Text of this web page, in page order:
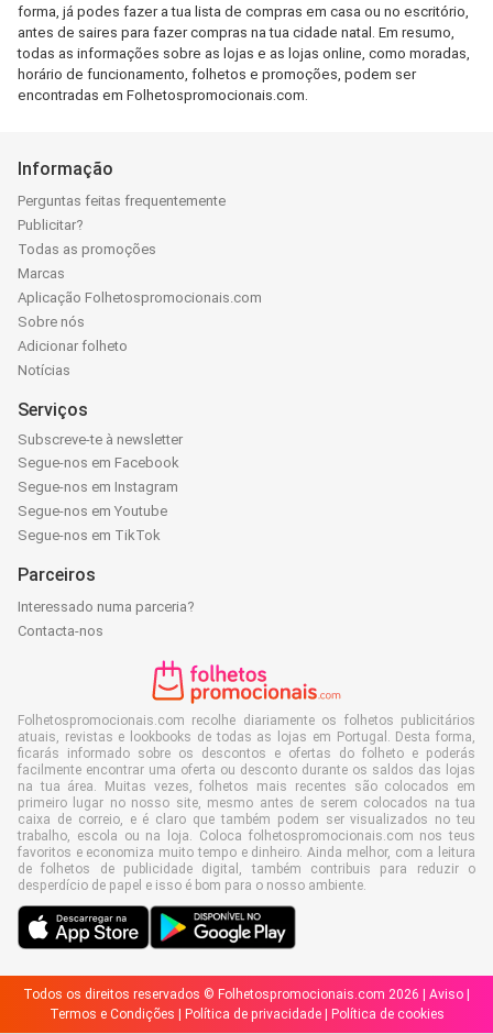
forma, já podes fazer a tua lista de compras em casa ou no escritório,
antes de saires para fazer compras na tua cidade natal. Em resumo,
todas as informações sobre as lojas e as lojas online, como moradas,
horário de funcionamento, folhetos e promoções, podem ser
encontradas em Folhetospromocionais.com.
Informação
Perguntas feitas frequentemente
Publicitar?
Todas as promoções
Marcas
Aplicação Folhetospromocionais.com
Sobre nós
Adicionar folheto
Notícias
Serviços
Subscreve-te à newsletter
Segue-nos em Facebook
Segue-nos em Instagram
Segue-nos em Youtube
Segue-nos em TikTok
Parceiros
Interessado numa parceria?
Contacta-nos
Folhetospromocionais.com recolhe diariamente os folhetos publicitários
atuais, revistas e lookbooks de todas as lojas em Portugal. Desta forma,
ficarás informado sobre os descontos e ofertas do folheto e poderás
facilmente encontrar uma oferta ou desconto durante os saldos das lojas
na tua área. Muitas vezes, folhetos mais recentes são colocados em
primeiro lugar no nosso site, mesmo antes de serem colocados na tua
caixa de correio, e é claro que também podem ser visualizados no teu
trabalho, escola ou na loja. Coloca folhetospromocionais.com nos teus
favoritos e economiza muito tempo e dinheiro. Ainda melhor, com a leitura
de folhetos de publicidade digital, também contribuis para reduzir o
desperdício de papel e isso é bom para o nosso ambiente.
Todos os direitos reservados © Folhetospromocionais.com 2026 | Aviso
Termos e Condições
Política de privacidade| Política de cookies